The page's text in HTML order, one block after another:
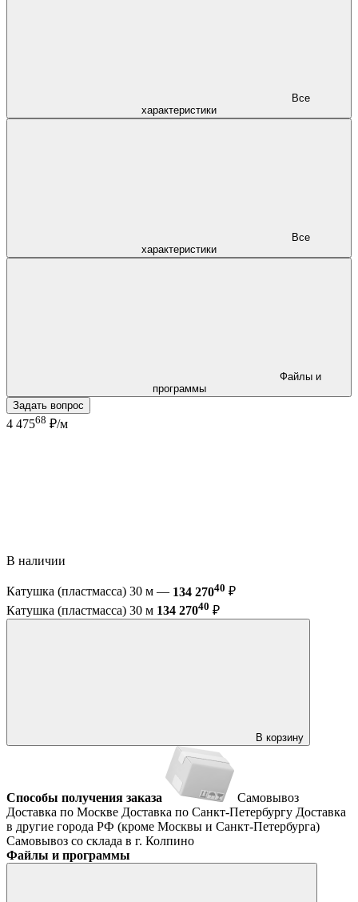
характеристики
характеристики
программы
Задать вопрос
4 47568 ₽/м
В наличии
Катушка (пластмасса) 30 м — 134 27040 ₽
Катушка (пластмасса) 30 м 134 27040 ₽
В корзину
Способы получения заказа
Самовывоз
Доставка по Москве Доставка по Санкт-Петербургу Доставка
в другие города РФ (кроме Москвы и Санкт-Петербурга)
Самовывоз со склада в г. Колпино
Файлы и программы